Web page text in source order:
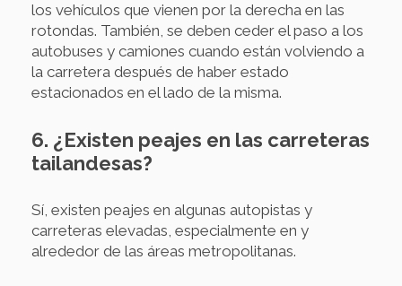
los vehículos que vienen por la derecha en las
rotondas. También, se deben ceder el paso a los
autobuses y camiones cuando están volviendo a
la carretera después de haber estado
estacionados en el lado de la misma.
6. ¿Existen peajes en las carreteras
tailandesas?
Sí, existen peajes en algunas autopistas y
carreteras elevadas, especialmente en y
alrededor de las áreas metropolitanas.